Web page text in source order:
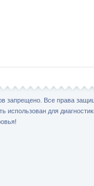
запрещено. Все права
использован для